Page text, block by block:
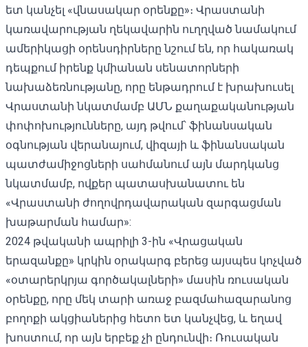
ետ կանչել «վնասակար օրենքը»։ Վրաստանի
կառավարության ղեկավարին ուղղված նամակում
ամերիկացի օրենսդիրները նշում են, որ հակառակ
դեպքում իրենք կմիանան սենատորների
նախաձեռնությանը, որը ենթադրում է խրախուսել
Վրաստանի նկատմամբ ԱՄՆ քաղաքականության
փոփոխությունները, այդ թվում՝ ֆինանսական
օգնության վերանայում, վիզայի և ֆինանսական
պատժամիջոցների սահմանում այն մարդկանց
նկատմամբ, ովքեր պատասխանատու են
«Վրաստանի ժողովրդավարական զարգացման
խաթարման համար»:
2024 թվականի ապրիլի 3-ին «Վրացական
երազանքը» կրկին օրակարգ բերեց այսպես կոչված
«օտարերկրյա գործակալների» մասին ռուսական
օրենքը, որը մեկ տարի առաջ բազմահազարանոց
բողոքի ակցիաներից հետո ետ կանչվեց, և եղավ
խոստում, որ այն երբեք չի ընդունվի։ Ռուսական